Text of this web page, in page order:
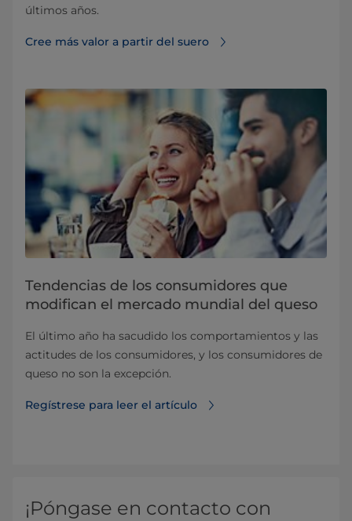
últimos años.
Cree más valor a partir del suero
Tendencias de los consumidores que
modifican el mercado mundial del queso
El último año ha sacudido los comportamientos y las
actitudes de los consumidores, y los consumidores de
queso no son la excepción.
Regístrese para leer el artículo
¡Póngase en contacto con